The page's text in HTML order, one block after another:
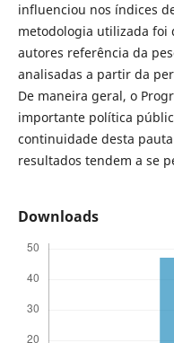
influenciou nos índices
metodologia utilizada
autores referência da
analisadas a partir da
De maneira geral, o
importante política
continuidade desta
resultados tendem a se
Downloads